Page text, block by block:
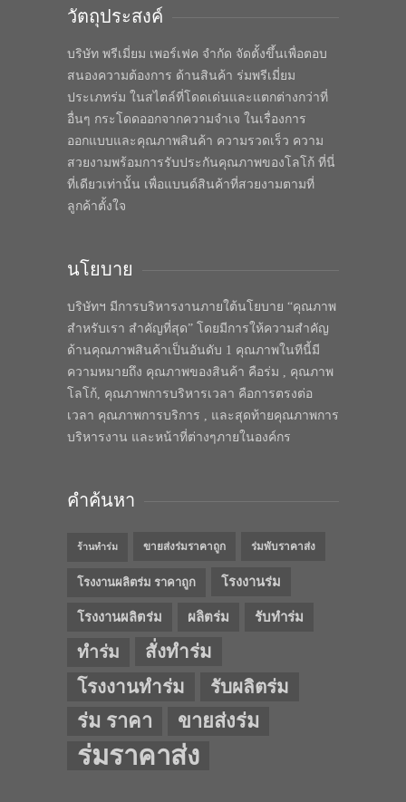
วัตถุประสงค์
บริษัท พรีเมี่ยม เพอร์เฟค จำกัด จัดตั้งขึ้นเพื่อตอบ
สนองความต้องการ ด้านสินค้า ร่มพรีเมี่ยม
ประเภทร่ม ในสไตล์ที่โดดเด่นและแตกต่างกว่าที่
อื่นๆ กระโดดออกจากความจำเจ ในเรื่องการ
ออกแบบและคุณภาพสินค้า ความรวดเร็ว ความ
สวยงามพร้อมการรับประกันคุณภาพของโลโก้ ที่นี่
ที่เดียวเท่านั้น เพื่อแบนด์สินค้าที่สวยงามตามที่
ลูกค้าตั้งใจ
นโยบาย
บริษัทฯ มีการบริหารงานภายใต้นโยบาย “คุณภาพ
สำหรับเรา สำคัญที่สุด” โดยมีการให้ความสำคัญ
ด้านคุณภาพสินค้าเป็นอันดับ 1 คุณภาพในทีนี้มี
ความหมายถึง คุณภาพของสินค้า คือร่ม , คุณภาพ
โลโก้, คุณภาพการบริหารเวลา คือการตรงต่อ
เวลา คุณภาพการบริการ , และสุดท้ายคุณภาพการ
บริหารงาน และหน้าที่ต่างๆภายในองค์กร
คำค้นหา
ร้านทำร่ม ขายส่งร่มราคาถูก ร่มพับราคาส่ง
โรงงานผลิตร่ม ราคาถูก โรงงานร่ม
โรงงานผลิตร่ม ผลิตร่ม รับทำร่ม
ทำร่ม
สั่งทำร่ม
โรงงานทำร่ม
รับผลิตร่ม
ร่ม ราคา ขายส่งร่ม
ร่มราคาส่ง